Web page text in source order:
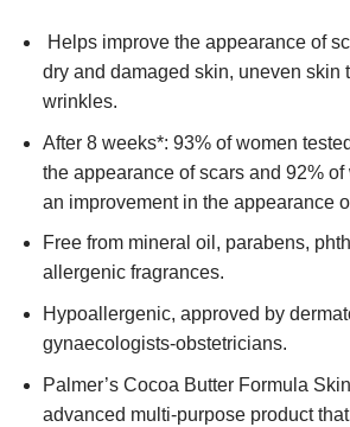
Helps improve the appearance of
dry and damaged skin, uneven skin
wrinkles.
After 8 weeks*: 93% of women
the appearance of scars and 92%
an improvement in the appearance
Free from mineral oil, parabens,
allergenic fragrances.
Hypoallergenic, approved by
gynaecologists-obstetricians.
Palmer’s Cocoa Butter Formula
advanced multi-purpose product that